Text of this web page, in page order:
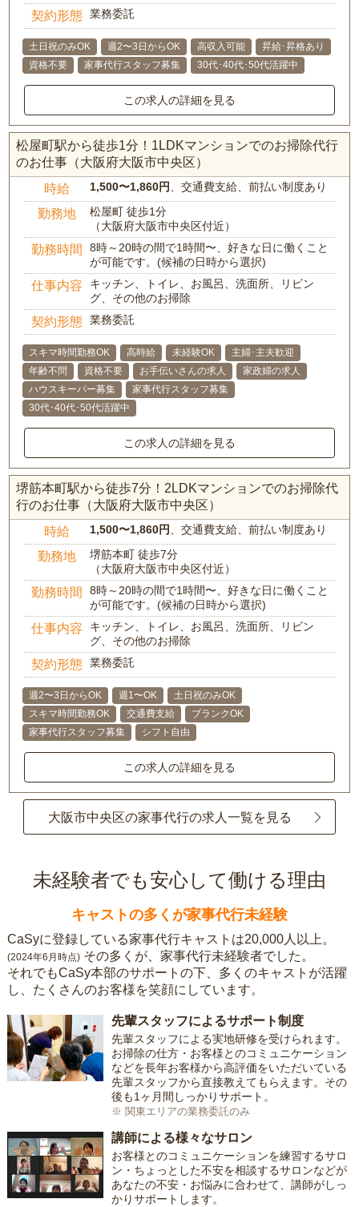
契約形態 業務委託
土日祝のみOK 週2〜3日からOK 高収入可能
昇給･昇格あり
資格不要
家事代行スタッフ募集 30代･40代･50代活躍中
この求人の詳細を見る
松屋町駅から徒歩1分！1LDKマンションでのお掃除代行
のお仕事（大阪府大阪市中央区）
時給 1,500〜1,860円 、交通費支給、前払い制度あり
勤務地
松屋町 徒歩1分
（大阪府大阪市中央区付近）
勤務時間
8時～20時の間で1時間〜、好きな日に働くこと
が可能です。(候補の日時から選択)
仕事内容
キッチン、トイレ、お風呂、洗面所、リビン
グ、その他のお掃除
契約形態 業務委託
スキマ時間勤務OK 高時給 未経験OK
主婦･主夫歓迎
年齢不問
資格不要 お手伝いさんの求人
家政婦の求人
ハウスキーパー募集
家事代行スタッフ募集
30代･40代･50代活躍中
この求人の詳細を見る
堺筋本町駅から徒歩7分！2LDKマンションでのお掃除代
行のお仕事（大阪府大阪市中央区）
時給 1,500〜1,860円 、交通費支給、前払い制度あり
勤務地
堺筋本町 徒歩7分
（大阪府大阪市中央区付近）
勤務時間
8時～20時の間で1時間〜、好きな日に働くこと
が可能です。(候補の日時から選択)
仕事内容
キッチン、トイレ、お風呂、洗面所、リビン
グ、その他のお掃除
契約形態 業務委託
週2〜3日からOK 週1〜OK
土日祝のみOK
スキマ時間勤務OK
交通費支給
ブランクOK
家事代行スタッフ募集
シフト自由
この求人の詳細を見る
大阪市中央区の家事代行の求人一覧を見る
未経験者でも安心して働ける理由
キャストの多くが家事代行未経験
CaSyに登録している家事代行キャストは20,000人以上。
(2024年6月時点) その多くが、家事代行未経験者でした。
それでもCaSy本部のサポートの下、多くのキャストが活躍
し、たくさんのお客様を笑顔にしています。
先輩スタッフによるサポート制度
先輩スタッフによる実地研修を受けられます。
お掃除の仕方・お客様とのコミュニケーション
などを長年お客様から高評価をいただいている
先輩スタッフから直接教えてもらえます。その
後も1ヶ月間しっかりサポート。
※ 関東エリアの業務委託のみ
講師による様々なサロン
お客様とのコミュニケーションを練習するサロ
ン・ちょっとした不安を相談するサロンなどが
あなたの不安・お悩みに合わせて、講師がしっ
かりサポートします。